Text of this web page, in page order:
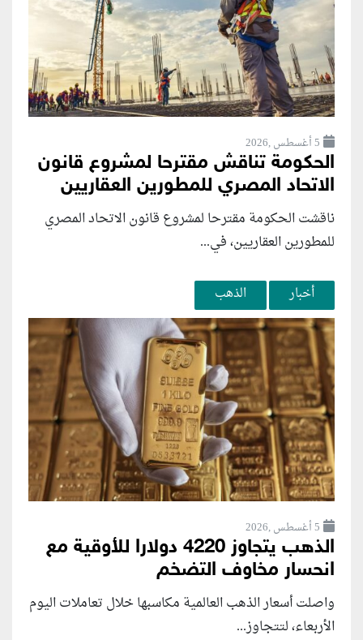
5 أغسطس ,2026
الحكومة تناقش مقترحا لمشروع قانون
الاتحاد المصري للمطورين العقاريين
ناقشت الحكومة مقترحا لمشروع قانون الاتحاد المصري
للمطورين العقاريين، في...
أخبار الذهب
5 أغسطس ,2026
الذهب يتجاوز 4220 دولارا للأوقية مع
انحسار مخاوف التضخم
واصلت أسعار الذهب العالمية مكاسبها خلال تعاملات اليوم
الأربعاء، لتتجاوز...